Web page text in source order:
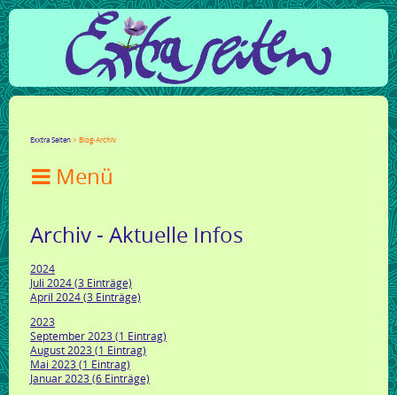
Exxtra Seiten Blog-Archiv

Archiv - Aktuelle Infos
2024
Juli 2024 (3 Einträge)
April 2024 (3 Einträge)
2023
September 2023 (1 Eintrag)
August 2023 (1 Eintrag)
Mai 2023 (1 Eintrag)
Januar 2023 (6 Einträge)